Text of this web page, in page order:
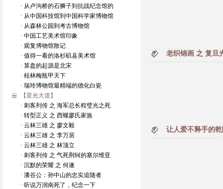
· 从卢沟桥的石狮子到抗战纪念馆的
· 从中国科技馆到中国科学家博物馆
· 从森林公园到考古博物馆
· 中国工艺美术馆印象
· 观复博物馆散记
· 值得一看的洛杉矶县美术馆
· 算盘的起源是北宋
· 桂林梅瓶甲天下
· 瑞玲博物馆最精端的德化白瓷
【星光大道】
· 刺客列传 之 海军总长程璧光之死
· 转型正义 之 西螺廖氏家族
· 云林三雄 之 廖文毅
· 云林三雄 之 李万居
· 云林三雄 之 林顶立
· 刺客列传 之 气死荆轲的塞尔维亚
· 沉默的荣耀 之 何遂
· 潘谷公：孙中山的忠实追随者
· 听说万润南死了，纪念一下
老织锦画 之 复旦
让人爱不释手的